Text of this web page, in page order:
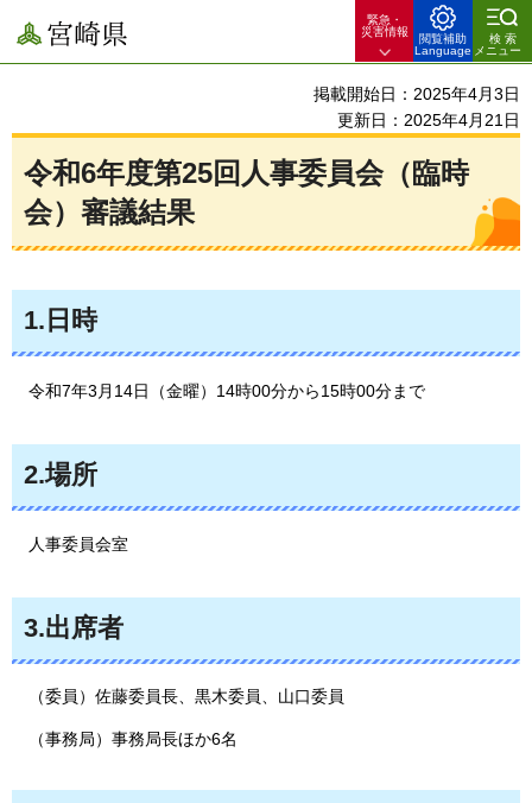
宮崎県
緊急・
災害情報
閲覧補助
Language
検索
メニュー
掲載開始日：2025年4月3日
更新日：2025年4月21日
令和6年度第25回人事委員会（臨時
会）審議結果
1.日時
令和7年3月14日（金曜）14時00分から15時00分まで
2.場所
人事委員会室
3.出席者
（委員）佐藤委員長、黒木委員、山口委員
（事務局）事務局長ほか6名